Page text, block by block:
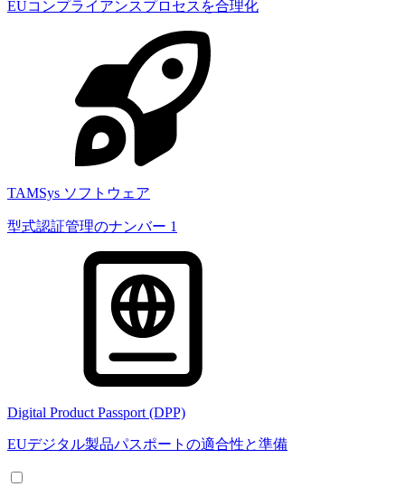
EUコンプライアンスプロセスを合理化
TAMSys ソフトウェア
型式認証管理のナンバー 1
Digital Product Passport (DPP)
EUデジタル製品パスポートの適合性と準備